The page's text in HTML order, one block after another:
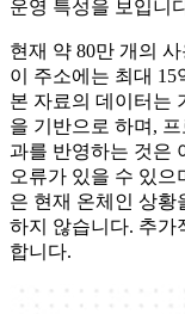
운영 특성을 보입니
현재 약 80만 개의
이 주소에는 최대
본 자료의 데이터는
을 기반으로 하며,
과를 반영하는 것은
오류가 있을 수 있으
은 현재 온체인 상황
하지 않습니다. 추가
합니다.